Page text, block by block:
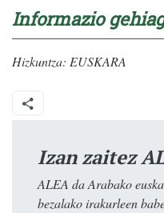
Informazio
Hizkuntza: EUSKARA
Izan zaitez
ALEA da Arabako
bezalako irakurleen